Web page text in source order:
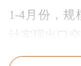
1-4月份，规
计实现出口
季度提高1.2